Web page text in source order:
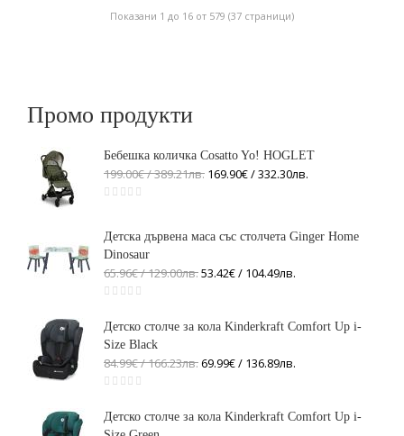
Показани 1 до 16 от 579 (37 страници)
Промо продукти
Бебешка количка Cosatto Yo! HOGLET
199.00€ / 389.21лв. 169.90€ / 332.30лв.
Детска дървена маса със столчета Ginger Home
Dinosaur
65.96€ / 129.00лв.53.42€ / 104.49лв.
Детско столче за кола Kinderkraft Comfort Up i-
Size Black
84.99€ / 166.23лв.69.99€ / 136.89лв.
Детско столче за кола Kinderkraft Comfort Up i-